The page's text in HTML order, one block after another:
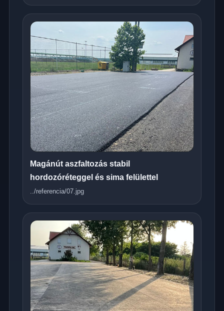
Magánút aszfaltozás stabil
hordozóréteggel és sima felülettel
../referencia/07.jpg